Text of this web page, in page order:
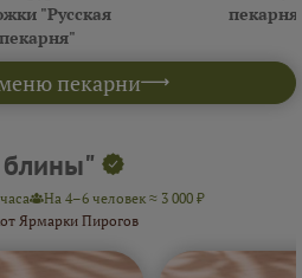
пекарни
"Русская
пекарня"
блины"
На 4–6 человек ≈ 3 000 ₽
от Ярмарки Пирогов